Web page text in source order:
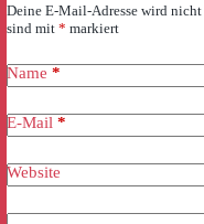
Deine E-Mail-Adresse wird
sind mit * markiert
Name *
E-Mail *
Website